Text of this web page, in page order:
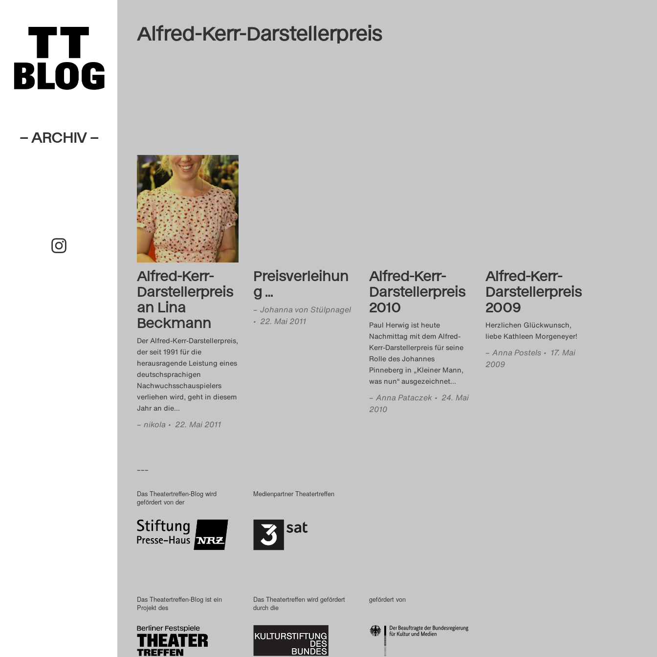
– ARCHIV –
Alfred-Kerr-Darstellerpreis
Alfred-Kerr-
Darstellerpreis
an Lina
Beckmann
Der Alfred-Kerr-Darstellerpreis,
der seit 1991 für die
herausragende Leistung eines
deutschsprachigen
Nachwuchsschauspielers
verliehen wird, geht in diesem
Jahr an die…
– nikola • 22. Mai 2011
Preisverleihun
g …
– Johanna von Stülpnagel
• 22. Mai 2011
Alfred-Kerr-
Darstellerpreis
2010
Paul Herwig ist heute
Nachmittag mit dem Alfred-
Kerr-Darstellerpreis für seine
Rolle des Johannes
Pinneberg in „Kleiner Mann,
was nun“ ausgezeichnet…
– Anna Pataczek • 24. Mai
2010
Alfred-Kerr-
Darstellerpreis
2009
Herzlichen Glückwunsch,
liebe Kathleen Morgeneyer!
– Anna Postels • 17. Mai
2009
–––
Das Theatertreffen-Blog wird
gefördert von der
Medienpartner Theatertreffen
Das Theatertreffen-Blog ist ein
Projekt des
Das Theatertreffen wird gefördert
durch die
gefördert von